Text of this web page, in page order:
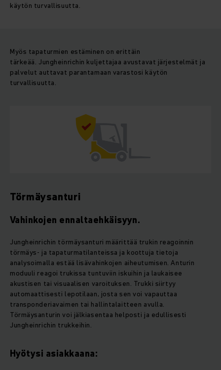
käytön turvallisuutta.
Myös tapaturmien estäminen on erittäin
tärkeää. Jungheinrichin kuljettajaa avustavat järjestelmät ja
palvelut auttavat parantamaan varastosi käytön
turvallisuutta.
Törmäysanturi
Vahinkojen ennaltaehkäisyyn.
Jungheinrichin törmäysanturi määrittää trukin reagoinnin
törmäys- ja tapaturmatilanteissa ja koottuja tietoja
analysoimalla estää lisävahinkojen aiheutumisen. Anturin
moduuli reagoi trukissa tuntuviin iskuihin ja laukaisee
akustisen tai visuaalisen varoituksen. Trukki siirtyy
automaattisesti lepotilaan, josta sen voi vapauttaa
transponderiavaimen tai hallintalaitteen avulla.
Törmäysanturin voi jälkiasentaa helposti ja edullisesti
Jungheinrichin trukkeihin.
Hyötysi asiakkaana: